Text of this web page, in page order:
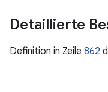
Detaillierte
Definition in Zeile 862